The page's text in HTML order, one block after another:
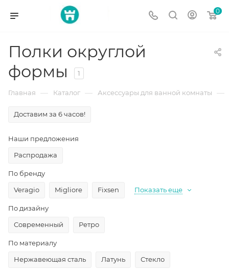
0
Полки округлой
формы
1
Главная — Каталог — Аксессуары для ванной комнаты —
Доставим за 6 часов!
Наши предложения
Распродажа
По бренду
Veragio
Migliore Fixsen Показать еще
По дизайну
Современный
Ретро
По материалу
Нержавеющая сталь
Латунь Стекло